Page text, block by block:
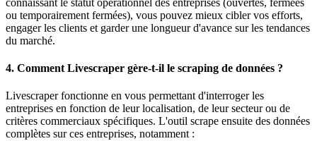
connaissant le statut opérationnel des entreprises (ouvertes, fermées
ou temporairement fermées), vous pouvez mieux cibler vos efforts,
engager les clients et garder une longueur d'avance sur les tendances
du marché.
4. Comment Livescraper gère-t-il le scraping de données ?
Livescraper fonctionne en vous permettant d'interroger les
entreprises en fonction de leur localisation, de leur secteur ou de
critères commerciaux spécifiques. L'outil scrape ensuite des données
complètes sur ces entreprises, notamment :